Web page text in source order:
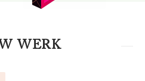
WERK